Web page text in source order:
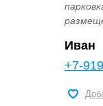
Иван
+7-